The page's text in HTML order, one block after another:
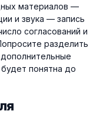
материалов —
и звука — запись
согласований и
разделить
понятна до